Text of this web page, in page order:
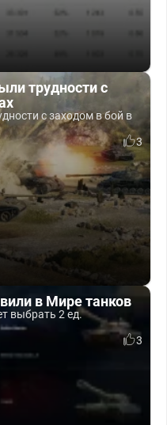
трудности с
с заходом в бой в
3
в Мире танков
выбрать 2 ед.
3